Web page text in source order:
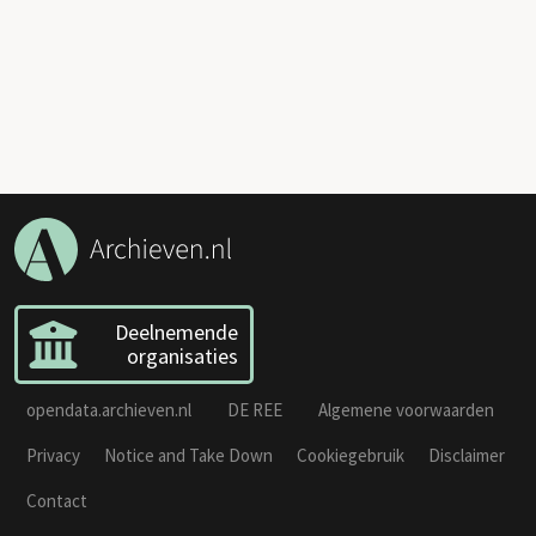
Deelnemende
organisaties
opendata.archieven.nl DE REE
Algemene voorwaarden
Privacy
Notice and Take Down Cookiegebruik
Disclaimer
Contact